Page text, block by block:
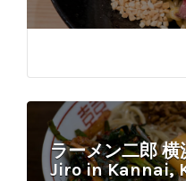
ラーメン二郎
Jiro in Kannai,